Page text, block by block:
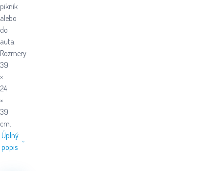
piknik
alebo
do
auta.
Rozmery
39
×
24
×
39
cm.
Úplný
popis